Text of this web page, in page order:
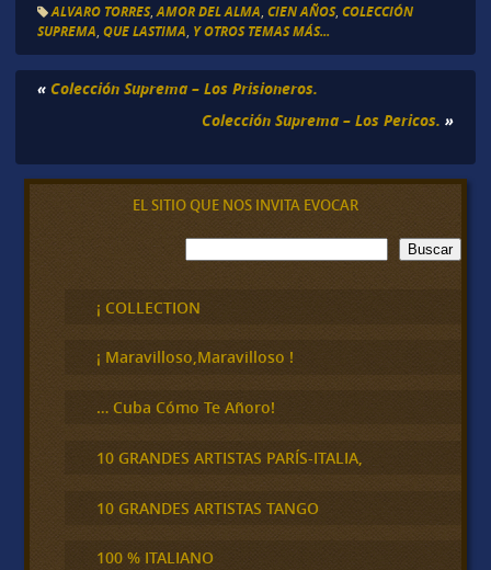
ALVARO TORRES, AMOR DEL ALMA CIEN AÑOS, COLECCIÓN
SUPREMA QUE LASTIMA Y OTROS TEMAS MÁS...
« Colección Suprema – Los Prisioneros.
Colección Suprema – Los Pericos. »
EL SITIO QUE NOS INVITA EVOCAR
B
u
c
a
Buscar
¡ COLLECTION
¡ Maravilloso,Maravilloso !
… Cuba Cómo Te Añoro!
10 GRANDES ARTISTAS PARÍS-ITALIA,
10 GRANDES ARTISTAS TANGO
100 % ITALIANO